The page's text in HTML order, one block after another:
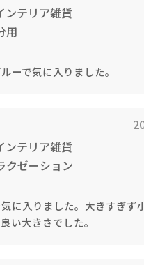
ンテリア雑貨
用
ーで気に入りました。
ンテリア雑貨
クゼーション
に入りました。大きすぎず
い大きさでした。